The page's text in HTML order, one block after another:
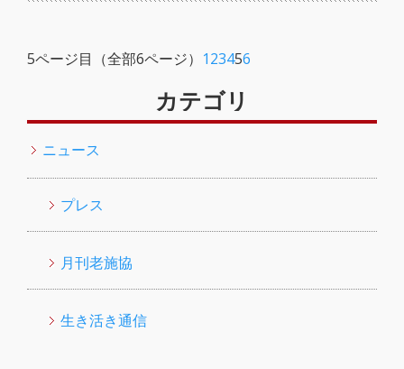
5ページ目（全部6ページ） 123456
カテゴリ
ニュース
プレス
月刊老施協
生き活き通信